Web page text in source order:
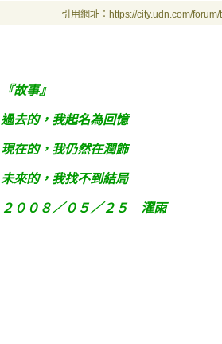
引用網址：https://city.udn.com/
『故事』
過去的，我起名為回憶
現在的，我仍然在潤飾
未來的，我找不到結局
２００８／０５／２５ 濯雨